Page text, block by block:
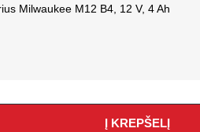
Milwaukee M12 B4, 12 V, 4 Ah
Į KREPŠELĮ